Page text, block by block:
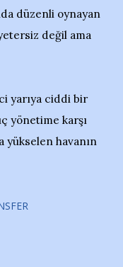
düzenli oynayan
değil ama
yarıya ciddi bir
yönetime karşı
yükselen havanın